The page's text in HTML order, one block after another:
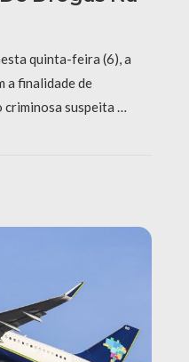
quinta-feira (6), a
a finalidade de
criminosa suspeita …